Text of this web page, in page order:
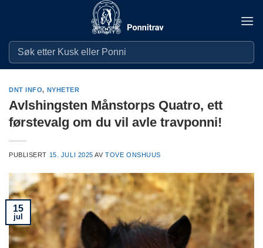
DNT INFO, NYHETER
Avlshingsten Månstorps Quatro, ett
førstevalg om du vil avle travponni!
PUBLISERT 15. JULI 2025 AVTOVE ONSHUUS
15
jul